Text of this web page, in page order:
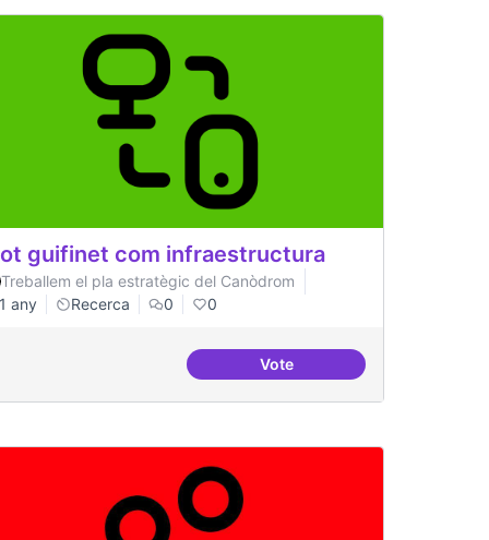
guifinet com infraestructura
Treballem el pla estratègic del Canòdrom
1 any
Recerca 0 0
VotePilot guifinet com